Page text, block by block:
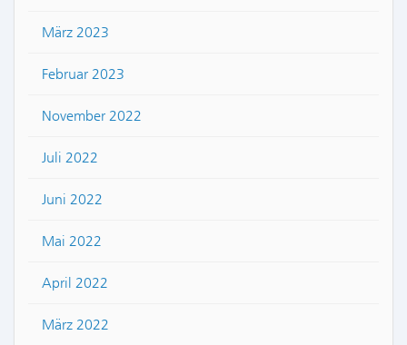
März 2023
Februar 2023
November 2022
Juli 2022
Juni 2022
Mai 2022
April 2022
März 2022